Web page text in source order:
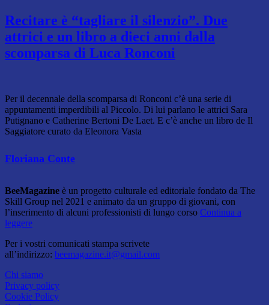
Recitare è “tagliare il silenzio”. Due
attrici e un libro a dieci anni dalla
scomparsa di Luca Ronconi
Per il decennale della scomparsa di Ronconi c’è una serie di
appuntamenti imperdibili al Piccolo. Di lui parlano le attrici Sara
Putignano e Catherine Bertoni De Laet. E c’è anche un libro de Il
Saggiatore curato da Eleonora Vasta
Floriana Conte
BeeMagazine è un progetto culturale ed editoriale fondato da The
Skill Group nel 2021 e animato da un gruppo di giovani, con
l’inserimento di alcuni professionisti di lungo corso Continua a
leggere
Per i vostri comunicati stampa scrivete
all’indirizzo: beemagazine.it@gmail.com
Chi siamo
Privacy policy
Cookie Policy